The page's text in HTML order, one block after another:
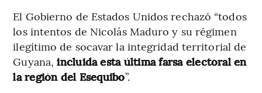
El Gobierno de Estados Unidos rechazó “todos
los intentos de Nicolás Maduro y su régimen
ilegítimo de socavar la integridad territorial de
Guyana, incluida esta última farsa electoral en
la región del Esequibo”.